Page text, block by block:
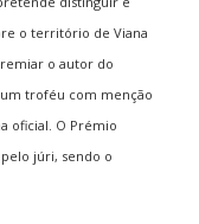
o território de Viana
o autor do
troféu com menção
oficial. O Prémio
júri, sendo o